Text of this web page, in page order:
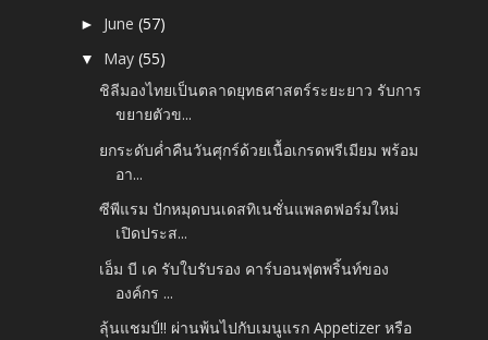
► June(57)
▼ May(55)
ชิลีมองไทยเป็นตลาดยุทธศาสตร์ระยะยาว รับการ
ขยายตัวข...
ยกระดับค่ำคืนวันศุกร์ด้วยเนื้อเกรดพรีเมียม พร้อม
อา...
ซีพีแรม ปักหมุดบนเดสทิเนชั่นแพลตฟอร์มใหม่
เปิดประส...
เอ็ม บี เค รับใบรับรอง คาร์บอนฟุตพริ้นท์ของ
องค์กร ...
ลุ้นแชมป์!! ผ่านพ้นไปกับเมนูแรก Appetizer หรือ